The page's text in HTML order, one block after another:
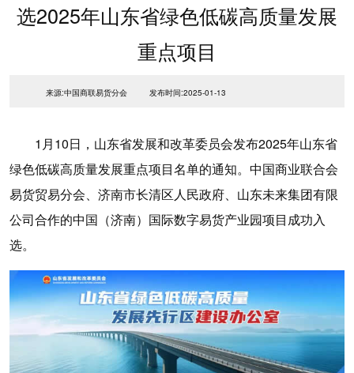
选2025年山东省绿色低碳高质量发展
重点项目
来源:中国商联易货分会 发布时间:2025-01-13
1月10日，山东省发展和改革委员会发布2025年山东省
绿色低碳高质量发展重点项目名单的通知。中国商业联合会
易货贸易分会、济南市长清区人民政府、山东未来集团有限
公司合作的中国（济南）国际数字易货产业园项目成功入
选。